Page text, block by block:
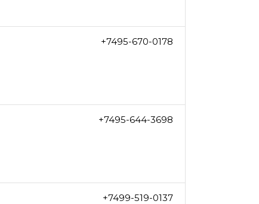
+7495-670-0178
+7495-644-3698
+7499-519-0137